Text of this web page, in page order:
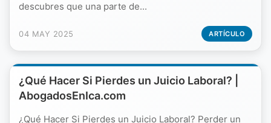
descubres que una parte de...
04 MAY 2025 ARTÍCULO
¿Qué Hacer Si Pierdes un Juicio Laboral? |
AbogadosEnIca.com
¿Qué Hacer Si Pierdes un Juicio Laboral? Perder un